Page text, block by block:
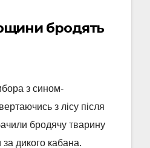
бродять
з сином-
з лісу після
бродячу тварину
дикого кабана.